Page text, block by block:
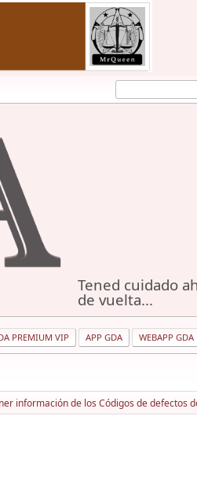
Tened cuidado
de vuelta...
PREMIUM VIP APP GDA WEBAPP GDA
información de los Códigos de defectos